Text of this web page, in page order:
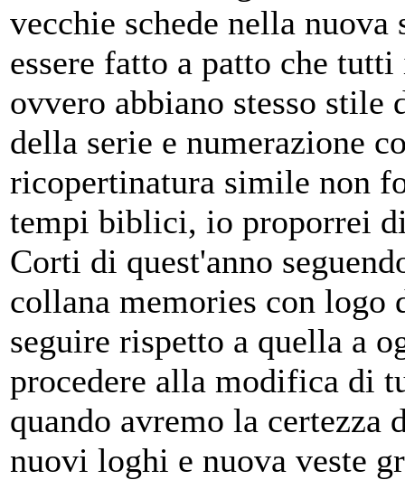
vecchie schede nella nuova
essere fatto a patto che
ovvero abbiano stesso
della serie e numerazione
ricopertinatura simile non
tempi biblici, io proporrei
Corti di quest'anno
collana memories con logo
seguire rispetto a quella a
procedere alla modifica di
quando avremo la certezza
nuovi loghi e nuova veste